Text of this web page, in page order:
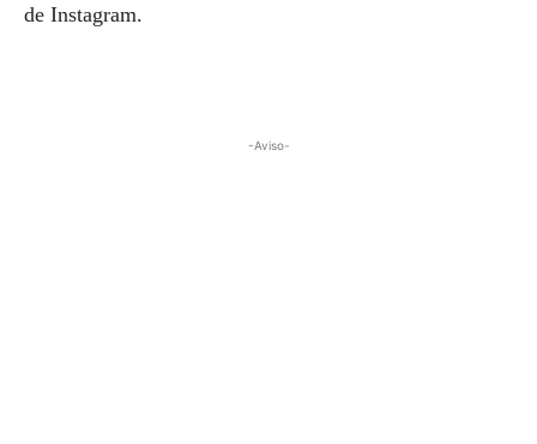
de Instagram.
-Aviso-